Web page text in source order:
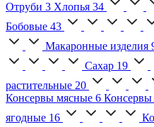
Отруби 3 Хлопья 34
Бобовые 43
Макаронные изделия
Сахар 19
растительные 20
Консервы мясные 6
ягодные 16